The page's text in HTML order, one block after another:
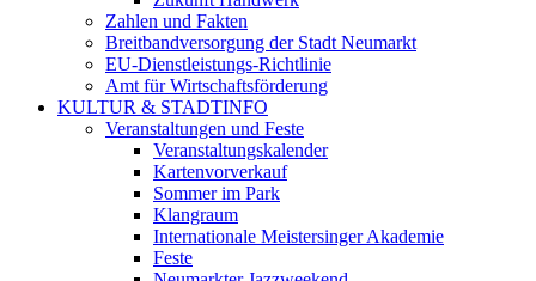
Zahlen und Fakten
Breitbandversorgung der Stadt Neumarkt
EU-Dienstleistungs-Richtlinie
Amt für Wirtschaftsförderung
KULTUR & STADTINFO
Veranstaltungen und Feste
Veranstaltungskalender
Kartenvorverkauf
Sommer im Park
Klangraum
Internationale Meistersinger Akademie
Feste